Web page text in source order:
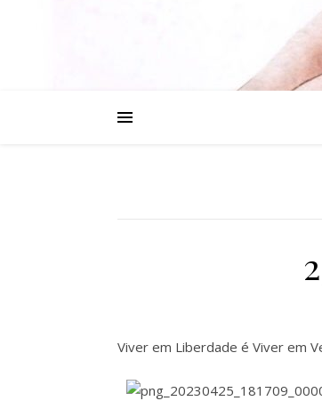
Viver em Liberdade é Viver em